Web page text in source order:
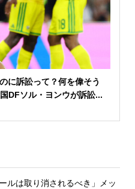
に訴訟って？何を偉そう
DFソル・ヨンウが訴訟...
ルは取り消されるべき」メッ